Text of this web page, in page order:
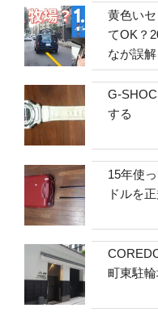
黄色い
てOK？
なが誤
G-
する
15年使
ドルを
町東駐